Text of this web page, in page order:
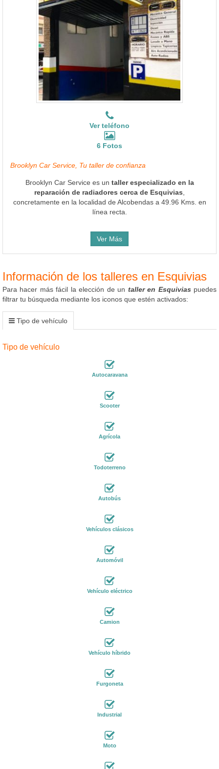
Ver teléfono
6 Fotos
Brooklyn Car Service, Tu taller de confianza
Brooklyn Car Service es un taller especializado en la
reparación de radiadores cerca de Esquivias
concretamente en la localidad de Alcobendas a 49.96 Kms. en
línea recta.
Ver Más
Información de los talleres en Esquivias
Para hacer más fácil la elección de un taller en Esquiviaspuedes
filtrar tu búsqueda mediante los iconos que estén activados:
Tipo de vehículo
Tipo de vehículo
Autocaravana
Scooter
Agrícola
Todoterreno
Autobús
Vehículos clásicos
Automóvil
Vehículo eléctrico
Camion
Vehículo híbrido
Furgoneta
Industrial
Moto